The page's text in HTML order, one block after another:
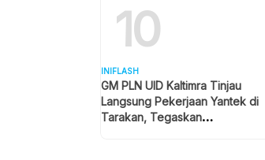
10
INIFLASH
GM PLN UID Kaltimra Tinjau
Langsung Pekerjaan Yantek di
Tarakan, Tegaskan